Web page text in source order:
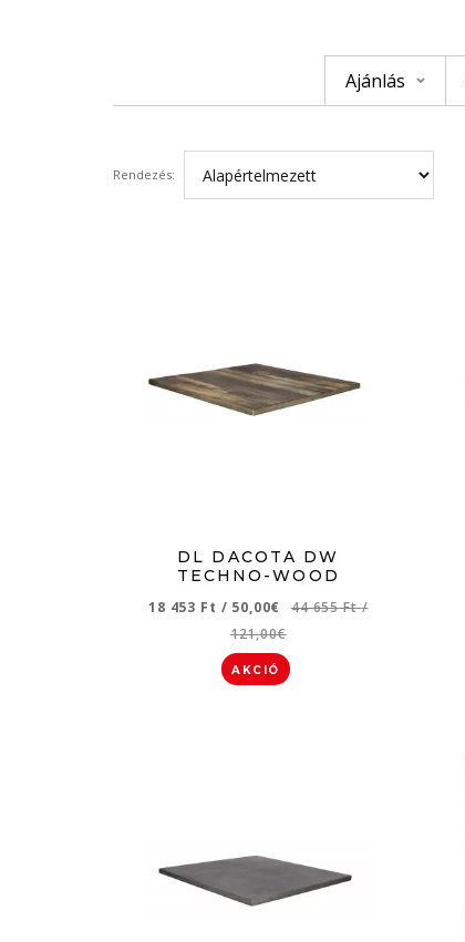
Ajánlás
Rendezés:
DL DACOTA DW
TECHNO-WOOD
18 453 Ft / 50,00€ 44 655 Ft/
121,00€
AKCIÓ